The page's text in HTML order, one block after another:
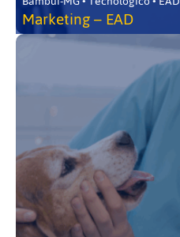
Marketing – EAD